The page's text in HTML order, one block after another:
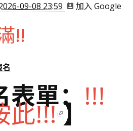
09-08 23:59
加入 Google
!!
單： !!!
此!!! 】